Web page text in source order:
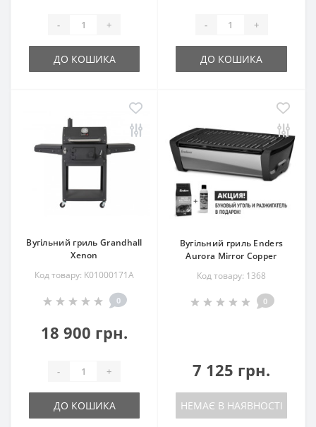
- +
ДО КОШИКА
- +
ДО КОШИКА
Вугільний гриль Grandhall
Xenon
Код товару: K01000171A
0
18 900 грн.
- +
ДО КОШИКА
Вугільний гриль Enders
Aurora Mirror Copper
Код товару: 1368
0
7 125 грн.
НЕМАЄ В НАЯВНОСТІ